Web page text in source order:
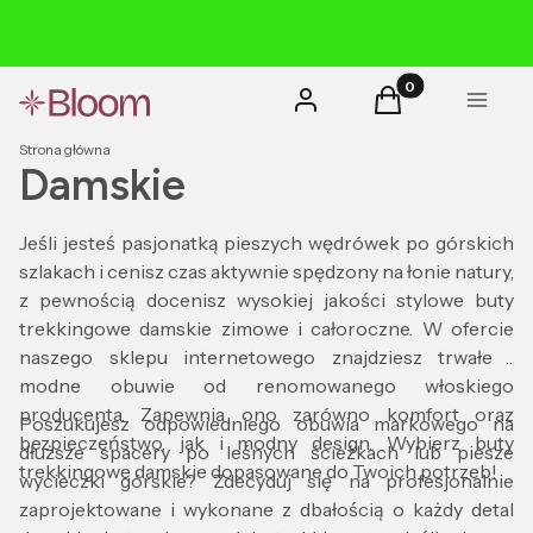
Zaloguj się Produkty w
Koszyk Menu
Strona główna
Damskie
Jeśli jesteś pasjonatką pieszych wędrówek po górskich
szlakach i cenisz czas aktywnie spędzony na łonie natury,
z pewnością docenisz wysokiej jakości stylowe buty
trekkingowe damskie zimowe i całoroczne. W ofercie
naszego sklepu internetowego znajdziesz trwałe i
modne obuwie od renomowanego włoskiego
producenta. Zapewnia ono zarówno komfort oraz
bezpieczeństwo, jak i modny design. Wybierz buty
trekkingowe damskie dopasowane do Twoich potrzeb!
Poszukujesz odpowiedniego obuwia markowego na
dłuższe spacery po leśnych ścieżkach lub piesze
wycieczki górskie? Zdecyduj się na profesjonalnie
zaprojektowane i wykonane z dbałością o każdy detal